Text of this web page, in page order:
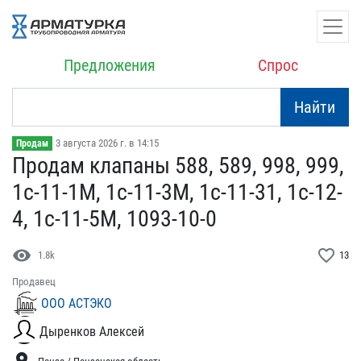
Предложения Спрос
Найти
Продам 3 августа 2026 г. в 14:15
Продам клапаны 588, 589,​ 998, 999,
1с-11-1М, 1с​-11-3М, 1с-11-31, 1с-12-​
4, 1с-11-5М, 1093-10-0
visibility 1.8k favorite_border 13
Продавец
ООО АСТЭКО
Дыренков Алексей